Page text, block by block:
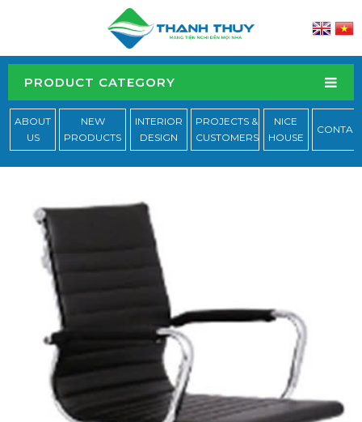
PRODUCT CATEGORY
ABOUT
US
NEW
PRODUCTS
INTERIOR
DESIGN
PROJECTS &
CUSTOMERS
NICE
HOUSE